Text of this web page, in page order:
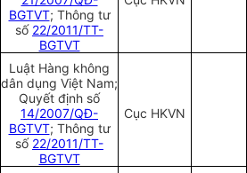
BGTVT; Thông tư
số 22/2011/TT-
BGTVT
Luật Hàng không
dân dụng Việt Nam;
Quyết định số
14/2007/QĐ-
BGTVT; Thông tư
số 22/2011/TT-
BGTVT
Cục HKVN